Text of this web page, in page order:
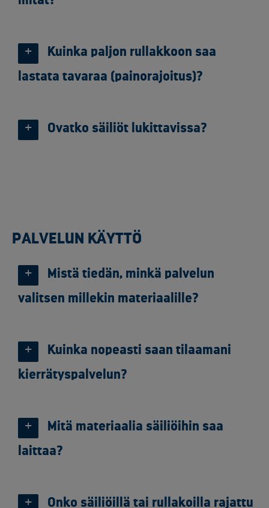
Kuinka paljon rullakkoon saa
lastata tavaraa (painorajoitus)?
Ovatko säiliöt lukittavissa?
PALVELUN KÄYTTÖ
Mistä tiedän, minkä palvelun
valitsen millekin materiaalille?
Kuinka nopeasti saan tilaamani
kierrätyspalvelun?
Mitä materiaalia säiliöihin saa
laittaa?
Onko säiliöillä tai rullakoilla rajattu